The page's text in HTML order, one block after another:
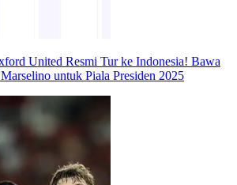
United Resmi Tur ke Indonesia! Bawa
untuk Piala Presiden 2025